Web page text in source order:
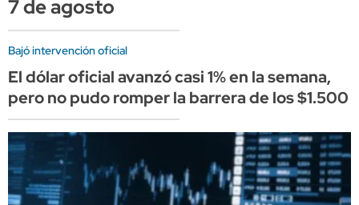
7 de agosto
Bajó intervención oficial
El dólar oficial avanzó casi 1% en la semana,
pero no pudo romper la barrera de los $1.500